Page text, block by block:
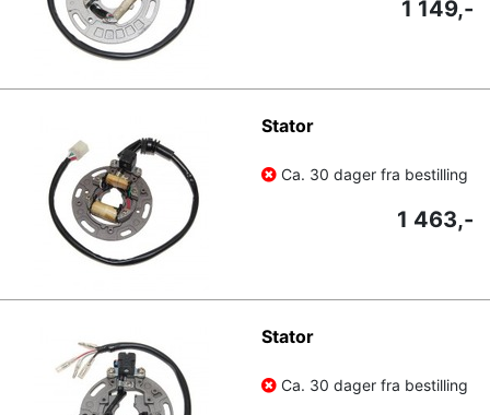
1 149,-
Stator
Ca. 30 dager fra bestilling
1 463,-
Stator
Ca. 30 dager fra bestilling